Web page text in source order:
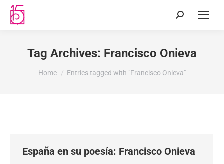
Tag Archives: Francisco Onieva
You are here:
Home Entries tagged with "Francisco Onieva"
España en su poesía: Francisco Onieva